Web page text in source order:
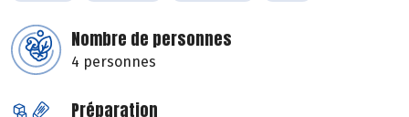
Nombre de personnes
4 personnes
Préparation